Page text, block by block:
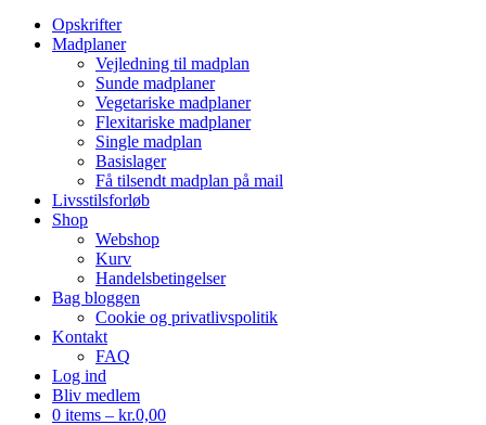
Opskrifter
Madplaner
Vejledning til madplan
Sunde madplaner
Vegetariske madplaner
Flexitariske madplaner
Single madplan
Basislager
Få tilsendt madplan på mail
Livsstilsforløb
Shop
Webshop
Kurv
Handelsbetingelser
Bag bloggen
Cookie og privatlivspolitik
Kontakt
FAQ
Log ind
Bliv medlem
0 items – kr.0,00